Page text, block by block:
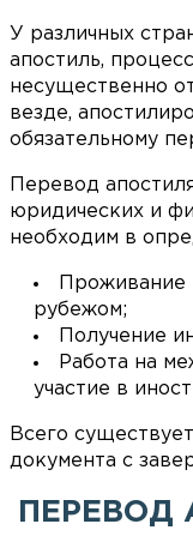
У различных
апостиль,
несущественно
везде,
обязательному
Перевод
юридических и
необходим в
Проживание
рубежом;
Получение
Работа на
участие в
Всего
документа с
ПЕРЕВОД